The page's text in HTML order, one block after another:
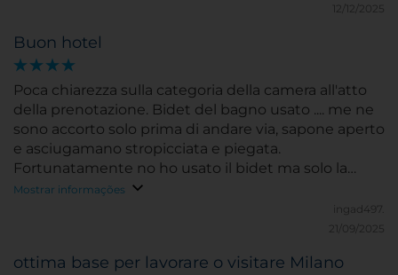
12/12/2025
Buon hotel
Poca chiarezza sulla categoria della camera all'atto
della prenotazione. Bidet del bagno usato .... me ne
sono accorto solo prima di andare via, sapone aperto
e asciugamano stropicciata e piegata.
Fortunatamente no ho usato il bidet ma solo la
doccia. Per il resto hotel pulito, gradevole e
personale gentilissimo e disponibile. Quando ho
avvisato del problema del bidet al check-out erano
ne l'acqua del frigobar ne il garage, .... comunque un
Mostrar informações
ingad497.
21/09/2025
ottima base per lavorare o visitare Milano